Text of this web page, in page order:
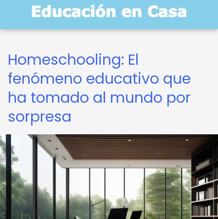
Homeschooling: El
fenómeno educativo que
ha tomado al mundo por
sorpresa